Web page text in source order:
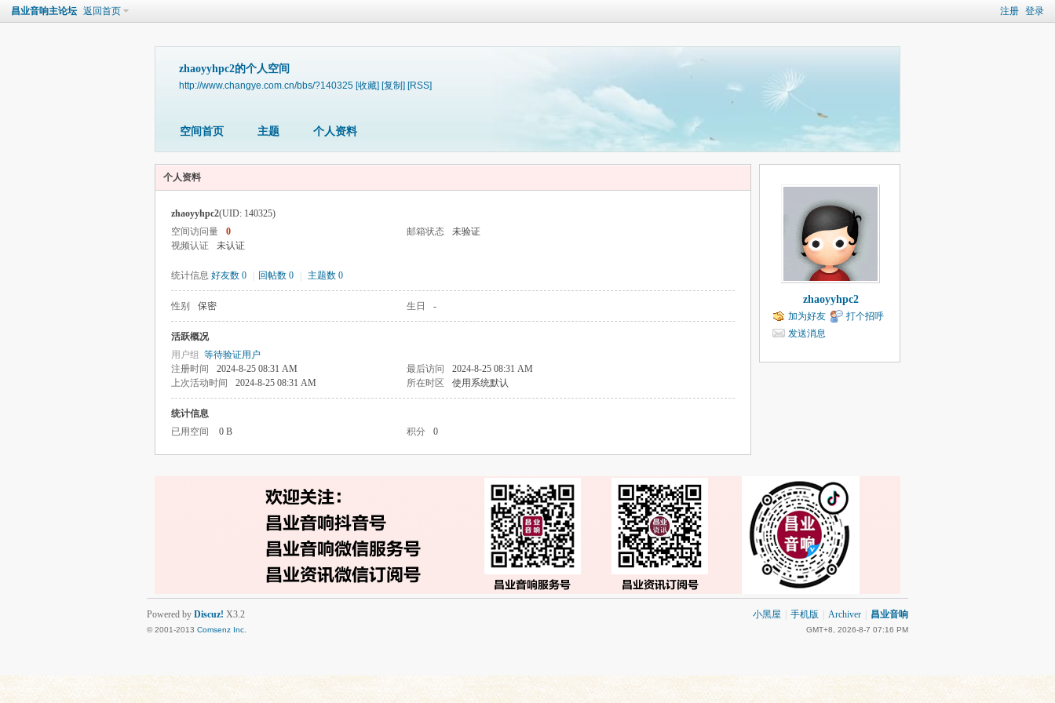
注册 登录
昌业音响主论坛 返回首页
zhaoyyhpc2的个人空间
http://www.changye.com.cn/bbs/?140325 [收藏] [复制] [RSS]
空间首页 主题 个人资料
个人资料
zhaoyyhpc2(UID: 140325)
空间访问量
0 邮箱状态
未验证
视频认证
未认证
统计信息 好友数 0 回帖数 0 主题数 0
性别 保密 生日 -
活跃概况
用户组 等待验证用户
注册时间
2024-8-25 08:31 AM 最后访问
2024-8-25 08:31 AM
上次活动时间
2024-8-25 08:31 AM 所在时区 使用系统默认
统计信息
已用空间
0 B 积分 0
zhaoyyhpc2
加为好友
打个招呼
发送消息
小黑屋 手机版 Archiver 昌业音响
GMT+8, 2026-8-7 07:16 PM
Powered by Discuz! X3.2
© 2001-2013 Comsenz Inc.